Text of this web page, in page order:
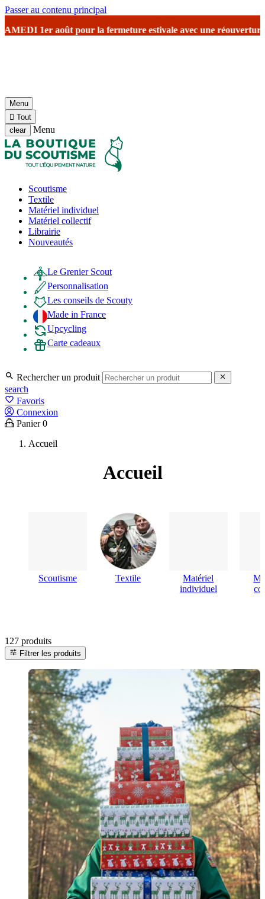
Passer au contenu principal
estivaleavec une réouverture prévu le 17 août avec
Menu
 Tout
clear
Menu
Scoutisme
Textile
Matériel individuel
Matériel collectif
Librairie
Nouveautés
Le Grenier Scout
Personnalisation
Les conseils de Scouty
Made in France
Upcycling
Carte cadeaux
 Rechercher un produit 
search
favorite_border Favoris
Connexion
Panier 0
Accueil
Accueil
Scoutisme Textile
Matériel
individuel
127 produits
tune Filtrer les produits